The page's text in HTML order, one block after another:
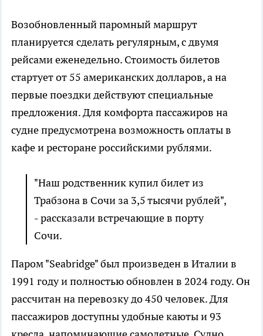
Возобновленный паромный маршрут
планируется сделать регулярным, с двумя
рейсами еженедельно. Стоимость билетов
стартует от 55 американских долларов, а на
первые поездки действуют специальные
предложения. Для комфорта пассажиров на
судне предусмотрена возможность оплаты в
кафе и ресторане российскими рублями.
"Наш родственник купил билет из
Трабзона в Сочи за 3,5 тысячи рублей",
- рассказали встречающие в порту
Сочи.
Паром "Seabridge" был произведен в Италии в
1991 году и полностью обновлен в 2024 году. Он
рассчитан на перевозку до 450 человек. Для
пассажиров доступны удобные каюты и 93